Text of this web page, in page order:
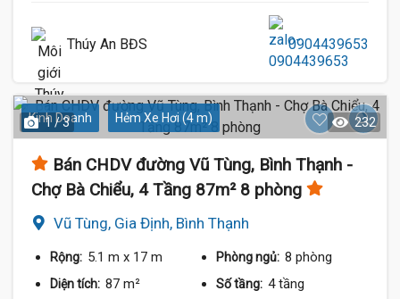
Thúy An BĐS 0904439653
Kinh Doanh Hẻm Xe Hơi (4 m)
1 / 3 232
Bán CHDV đường Vũ Tùng, Bình Thạnh -
Chợ Bà Chiểu, 4 Tầng 87m² 8 phòng
Vũ Tùng, Gia Định, Bình Thạnh
Rộng: 5.1 m x 17 m Phòng ngủ: 8 phòng
Diện tích: 87 m² Số tầng: 4 tầng